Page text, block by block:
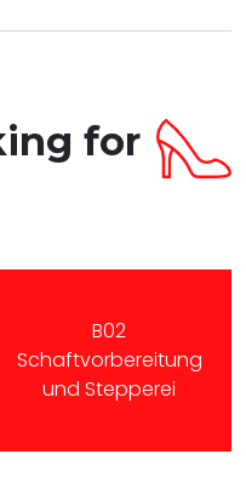
for
B02
Schaftvorbereitung
und Stepperei